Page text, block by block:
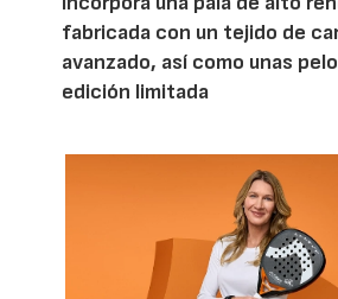
fabricada con un tejido de
avanzado, así como unas
edición limitada